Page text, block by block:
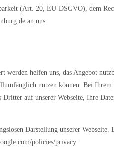
(Art. 20, EU-DSGVO), dem
an uns.
werden helfen uns, das Angebot
nutzen können. Bei
auf unserer Webseite, Ihre
Darstellung unserer
policies/privacy